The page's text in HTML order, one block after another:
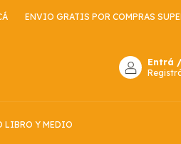
GRATIS POR COMPRAS
Entrá /
LIBRO Y MEDIO